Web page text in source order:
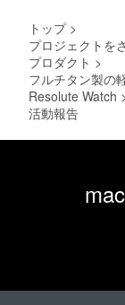
トップ >
プロジェクトを
プロダクト >
フルチタン製の
Resolute Watch
活動報告